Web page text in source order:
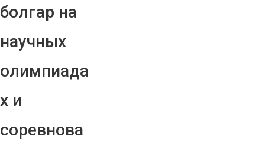
болгар на
научных
олимпиада
х и
соревнова